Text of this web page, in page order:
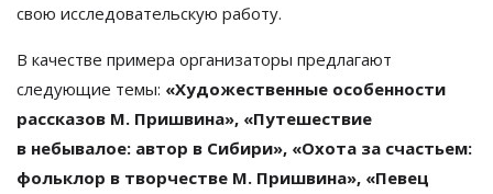
свою исследовательскую работу.
В качестве примера организаторы предлагают
следующие темы: «Художественные особенности
рассказов М. Пришвина», «Путешествие
в небывалое: автор в Сибири», «Охота за счастьем:
фольклор в творчестве М. Пришвина», «Певец